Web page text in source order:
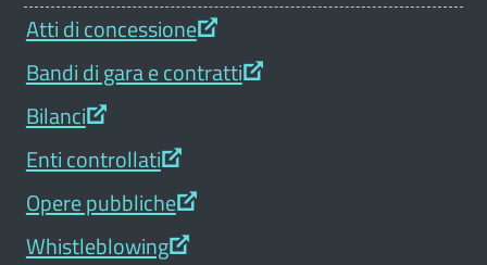
Atti di concessione
Bandi di gara e contratti
Bilanci
Enti controllati
Opere pubbliche
Whistleblowing